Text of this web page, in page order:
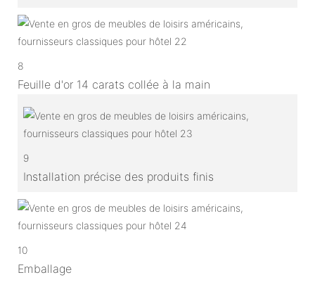
8
Feuille d'or 14 carats collée à la main
9
Installation précise des produits finis
10
Emballage